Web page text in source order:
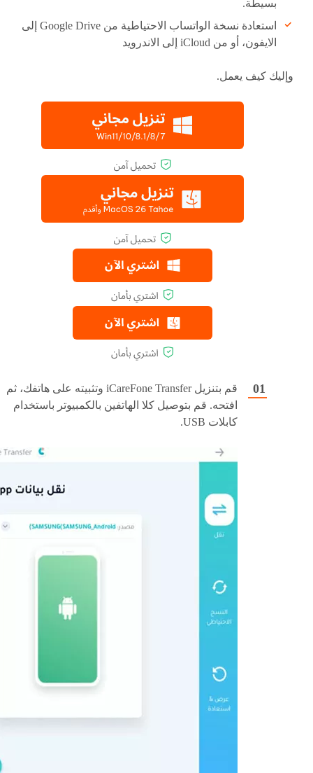
بسيطة.
استعادة نسخة الواتساب الاحتياطية من Google Drive إلى
الايفون، أو من iCloud إلى الاندرويد
وإليك كيف يعمل.
قم بتنزيل iCareFone Transfer وتثبيته على هاتفك، ثم
افتحه. قم بتوصيل كلا الهاتفين بالكمبيوتر باستخدام
كابلات USB.